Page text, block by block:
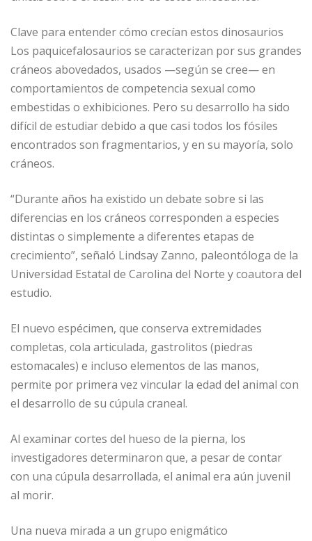
Clave para entender cómo crecían estos dinosaurios
Los paquicefalosaurios se caracterizan por sus grandes
cráneos abovedados, usados —según se cree— en
comportamientos de competencia sexual como
embestidas o exhibiciones. Pero su desarrollo ha sido
difícil de estudiar debido a que casi todos los fósiles
encontrados son fragmentarios, y en su mayoría, solo
cráneos.
“Durante años ha existido un debate sobre si las
diferencias en los cráneos corresponden a especies
distintas o simplemente a diferentes etapas de
crecimiento”, señaló Lindsay Zanno, paleontóloga de la
Universidad Estatal de Carolina del Norte y coautora del
estudio.
El nuevo espécimen, que conserva extremidades
completas, cola articulada, gastrolitos (piedras
estomacales) e incluso elementos de las manos,
permite por primera vez vincular la edad del animal con
el desarrollo de su cúpula craneal.
Al examinar cortes del hueso de la pierna, los
investigadores determinaron que, a pesar de contar
con una cúpula desarrollada, el animal era aún juvenil
al morir.
Una nueva mirada a un grupo enigmático